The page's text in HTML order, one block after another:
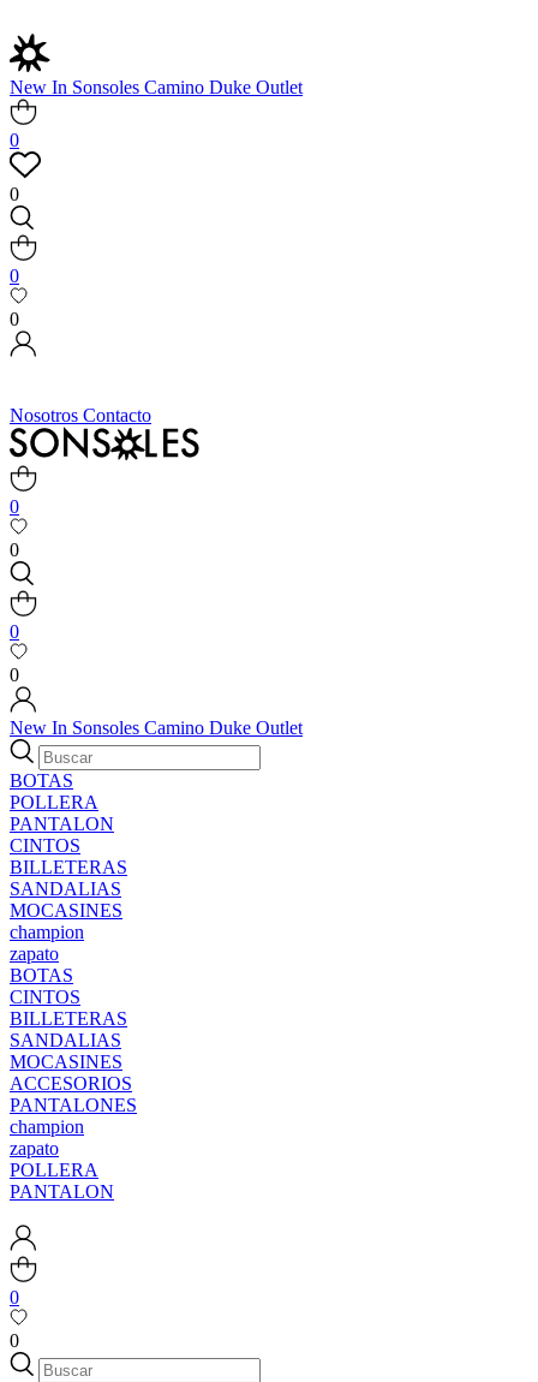
New In Sonsoles Camino Duke Outlet
0
0
0
0
Nosotros Contacto
0
0
0
0
New In Sonsoles Camino Duke Outlet
BOTAS
POLLERA
PANTALON
CINTOS
BILLETERAS
SANDALIAS
MOCASINES
champion
zapato
BOTAS
CINTOS
BILLETERAS
SANDALIAS
MOCASINES
ACCESORIOS
PANTALONES
champion
zapato
POLLERA
PANTALON
0
0